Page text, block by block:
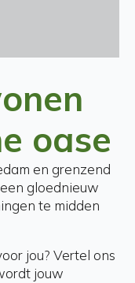
oase
en grenzend
gloednieuw
te midden
jou? Vertel ons
jouw